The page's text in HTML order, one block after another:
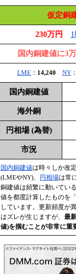
仮定銅
230万円
国内銅建値に3
LME ： 14,240 NY ：
国内銅建値
海外銅
円相場 (為替)
市況
国内銅建値は時々しか改
(LMEやNY)、
円相場は常
銅建値は頻繁に動いてい
値を都度計算したものを「
しています。更新頻度が
はズレが生じますが、 最
値)を掴むことが非常に重